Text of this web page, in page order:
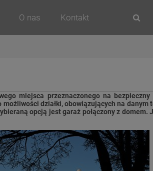
O nas Kontakt
miejsca przeznaczonego na bezpieczny
działki, obowiązujących na danym
opcją jest garaż połączony z domem.